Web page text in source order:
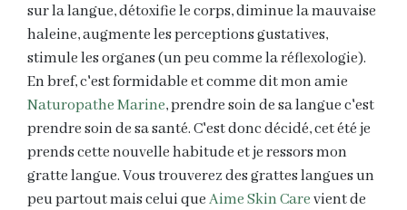
sur la langue, détoxifie le corps, diminue la mauvaise
haleine, augmente les perceptions gustatives,
stimule les organes (un peu comme la réflexologie).
En bref, c'est formidable et comme dit mon amie
Naturopathe Marine, prendre soin de sa langue c'est
prendre soin de sa santé. C'est donc décidé, cet été je
prends cette nouvelle habitude et je ressors mon
gratte langue. Vous trouverez des grattes langues un
peu partout mais celui queAime Skin Carevient de